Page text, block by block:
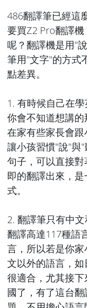
486翻譯筆已經這
要買Z2 Pro翻譯
呢？翻譯機是用"
筆用"文字"的方式
點差異。
1. 有時候自己在
你會不知道想講
在家有些家長會跟
讓小孩習慣"說"與
句子，可以直接
即的翻譯出來，
式。
2. 翻譯筆只有中
翻譯高達117種語
言，所以若是你
文以外的語言，
很適合，尤其接
國了，有了這台